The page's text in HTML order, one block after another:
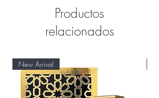
Productos
relacionados
New Arrival